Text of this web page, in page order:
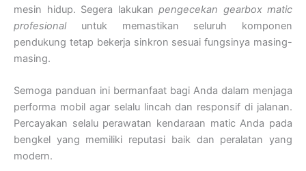
mesin hidup. Segera lakukan pengecekan gearbox matic
profesionaluntuk memastikan seluruh komponen
pendukung tetap bekerja sinkron sesuai fungsinya masing-
masing.
Semoga panduan ini bermanfaat bagi Anda dalam menjaga
performa mobil agar selalu lincah dan responsif di jalanan.
Percayakan selalu perawatan kendaraan matic Anda pada
bengkel yang memiliki reputasi baik dan peralatan yang
modern.